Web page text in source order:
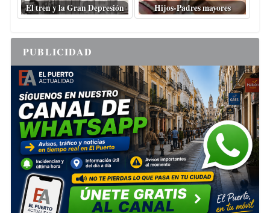
El tren y la Gran Depresión Hijos-Padres mayores
PUBLICIDAD